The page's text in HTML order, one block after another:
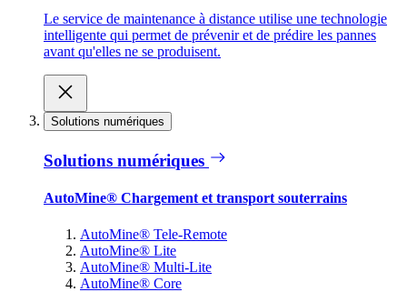
Le service de maintenance à distance utilise une technologie
intelligente qui permet de prévenir et de prédire les pannes
avant qu'elles ne se produisent.
Solutions numériques
Solutions numériques
AutoMine® Chargement et transport souterrains
AutoMine® Tele-Remote
AutoMine® Lite
AutoMine® Multi-Lite
AutoMine® Core